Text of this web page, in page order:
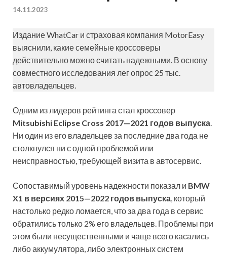
14.11.2023
Издание WhatCar и страховая компания MotorEasy
выяснили, какие семейные кроссоверы
действительно можно считать надежными. В основу
совместного исследования лег опрос 25 тыс.
автовладельцев.
Одним из лидеров рейтинга стал кроссовер
Mitsubishi Eclipse Cross 2017—2021 годов выпуска.
Ни один из его владельцев за последние два года не
столкнулся ни с одной проблемой или
неисправностью, требующей визита в автосервис.
Сопоставимый уровень надежности показал и BMW
X1 в версиях 2015—2022 годов выпуска, который
настолько редко ломается, что за два года в сервис
обратились только 2% его владельцев. Проблемы при
этом были несущественными и чаще всего касались
либо аккумулятора, либо электронных систем